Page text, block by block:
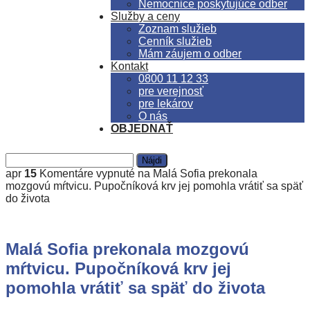
Nemocnice poskytujúce odber
Služby a ceny
Zoznam služieb
Cenník služieb
Mám záujem o odber
Kontakt
0800 11 12 33
pre verejnosť
pre lekárov
O nás
OBJEDNAŤ
apr 15 Komentáre vypnuté na Malá Sofia prekonala
mozgovú mŕtvicu. Pupočníková krv jej pomohla vrátiť sa späť
do života
Malá Sofia prekonala mozgovú
mŕtvicu. Pupočníková krv jej
pomohla vrátiť sa späť do života